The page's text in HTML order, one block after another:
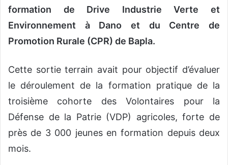
formation de Drive Industrie Verte et
Environnement à Dano et du Centre de
Promotion Rurale (CPR) de Bapla.
Cette sortie terrain avait pour objectif d’évaluer
le déroulement de la formation pratique de la
troisième cohorte des Volontaires pour la
Défense de la Patrie (VDP) agricoles, forte de
près de 3 000 jeunes en formation depuis deux
mois.